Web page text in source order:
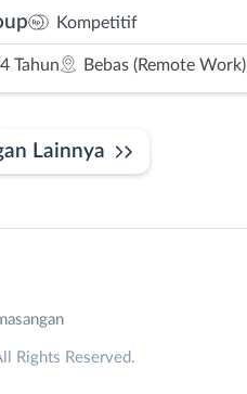
Kompetitif
Tahun Bebas (Remote Work)
Lainnya
Rights Reserved.